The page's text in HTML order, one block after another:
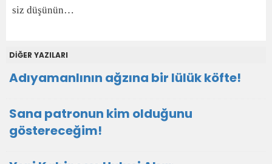
siz düşünün…
DİĞER YAZILARI
Adıyamanlının ağzına bir lülük köfte!
Sana patronun kim olduğunu
göstereceğim!